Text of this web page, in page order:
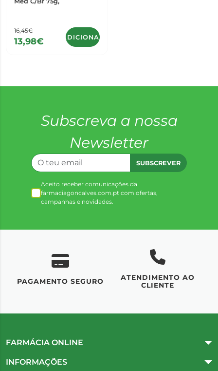
16,45€
13,98€ ADICIONAR
Subscreva a nossa
Newsletter
SUBSCREVER
Aceito receber comunicações da
farmaciagoncalves.com.pt com ofertas,
campanhas e novidades.
PAGAMENTO SEGURO
ATENDIMENTO AO
CLIENTE
FARMÁCIA ONLINE
INFORMAÇÕES